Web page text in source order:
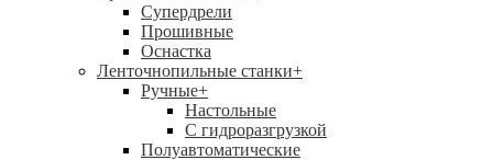
Супердрели
Прошивные
Оснастка
Ленточнопильные станки+
Ручные+
Настольные
С гидроразгрузкой
Полуавтоматические